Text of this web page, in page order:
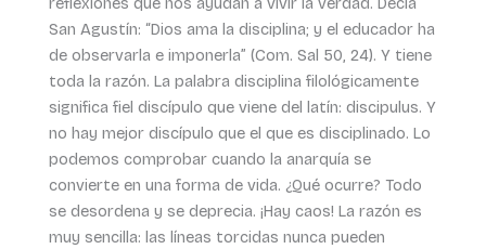
San Agustín: “Dios ama la disciplina; y el educador ha
de observarla e imponerla” (Com. Sal 50, 24). Y tiene
toda la razón. La palabra disciplina filológicamente
significa fiel discípulo que viene del latín: discipulus. Y
no hay mejor discípulo que el que es disciplinado. Lo
podemos comprobar cuando la anarquía se
convierte en una forma de vida. ¿Qué ocurre? Todo
se desordena y se deprecia. ¡Hay caos! La razón es
muy sencilla: las líneas torcidas nunca pueden